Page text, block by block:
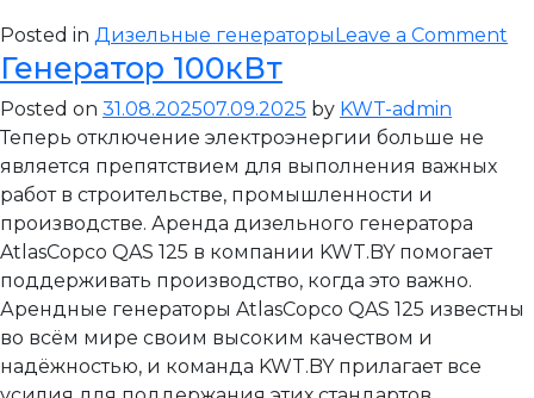
Posted in Дизельные генераторыLeave a Comment
Генератор 100кВт
Posted on 31.08.202507.09.2025 by KWT-admin
Теперь отключение электроэнергии больше не
является препятствием для выполнения важных
работ в строительстве, промышленности и
производстве. Аренда дизельного генератора
AtlasCopco QAS 125 в компании KWT.BY помогает
поддерживать производство, когда это важно.
Арендные генераторы AtlasCopco QAS 125 известны
во всём мире своим высоким качеством и
надёжностью, и команда KWT.BY прилагает все